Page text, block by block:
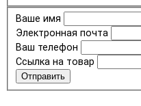
Ваше имя
Электронная почта
Ваш телефон
Ссылка на товар
Отправить